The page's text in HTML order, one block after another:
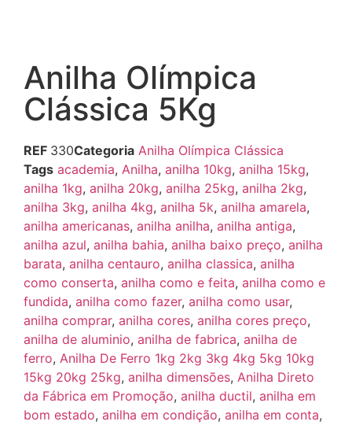
Anilha Olímpica
Clássica 5Kg
REF 330Categoria Anilha Olímpica Clássica
Tags academia, Anilha, anilha 10kg, anilha 15kg,
anilha 1kg, anilha 20kg, anilha 25kg, anilha 2kg,
anilha 3kg, anilha 4kg, anilha 5k, anilha amarela,
anilha americanas, anilha anilha, anilha antiga,
anilha azul, anilha bahia, anilha baixo preço, anilha
barata, anilha centauro, anilha classica, anilha
como conserta, anilha como e feita, anilha como e
fundida, anilha como fazer, anilha como usar,
anilha comprar, anilha cores, anilha cores preço,
anilha de aluminio, anilha de fabrica, anilha de
ferro, Anilha De Ferro 1kg 2kg 3kg 4kg 5kg 10kg
15kg 20kg 25kg, anilha dimensões, Anilha Direto
da Fábrica em Promoção‎, anilha ductil, anilha em
bom estado, anilha em condição, anilha em conta,